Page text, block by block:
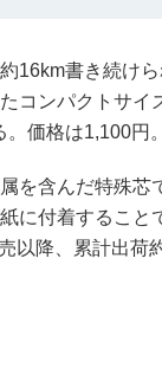
16km書き続け
コンパクトサイ
価格は1,100円。
を含んだ特殊
に付着すること
以降、累計出荷